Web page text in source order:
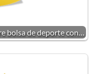
bolsa de deporte con…